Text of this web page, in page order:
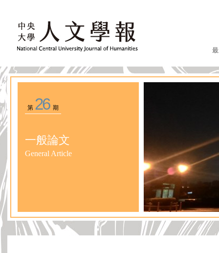
第 26期
一般論文
General Article